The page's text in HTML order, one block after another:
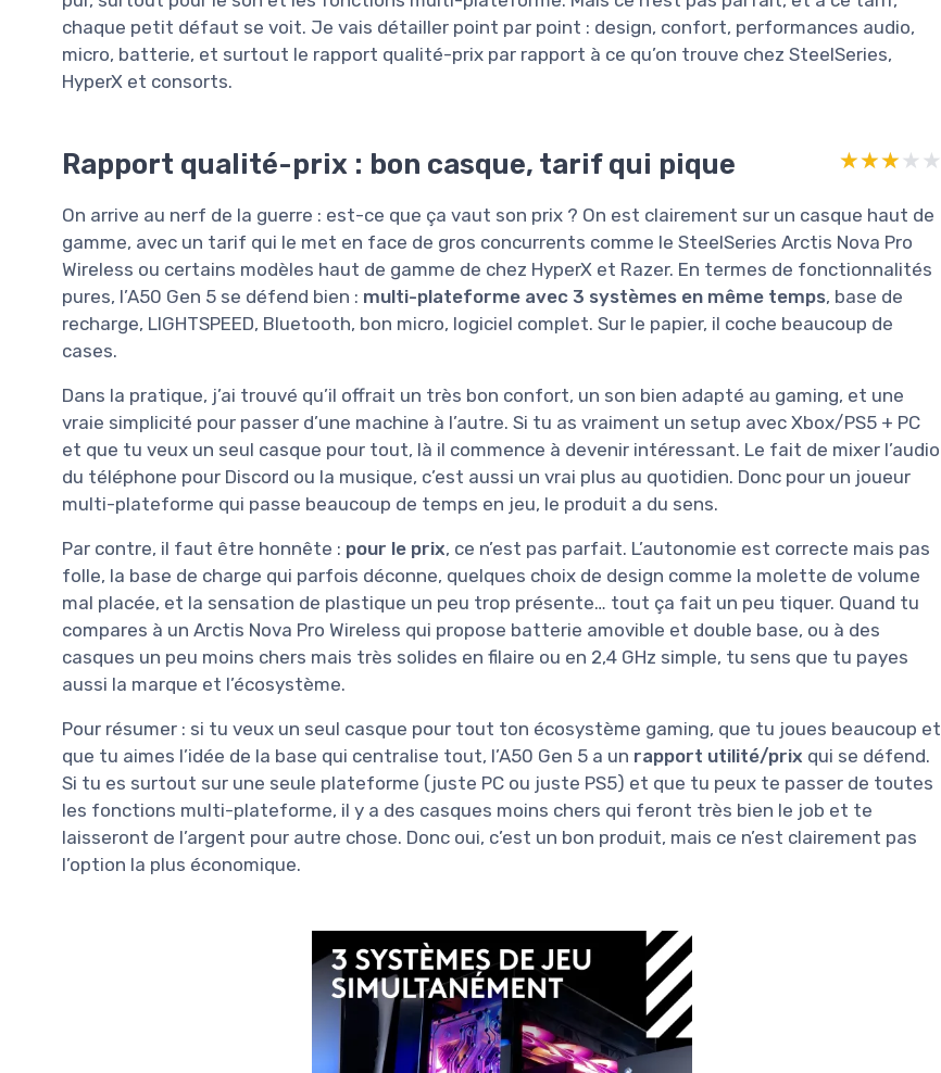
chaque petit défaut se voit. Je vais détailler point par point : design, confort, performances audio,
micro, batterie, et surtout le rapport qualité-prix par rapport à ce qu’on trouve chez SteelSeries,
HyperX et consorts.
Rapport qualité-prix : bon casque, tarif qui pique ★★★★★
★★★★★
On arrive au nerf de la guerre : est-ce que ça vaut son prix ? On est clairement sur un casque haut de
gamme, avec un tarif qui le met en face de gros concurrents comme le SteelSeries Arctis Nova Pro
Wireless ou certains modèles haut de gamme de chez HyperX et Razer. En termes de fonctionnalités
pures, l’A50 Gen 5 se défend bien : multi-plateforme avec 3 systèmes en même temps, base de
recharge, LIGHTSPEED, Bluetooth, bon micro, logiciel complet. Sur le papier, il coche beaucoup de
cases.
Dans la pratique, j’ai trouvé qu’il offrait un très bon confort, un son bien adapté au gaming, et une
vraie simplicité pour passer d’une machine à l’autre. Si tu as vraiment un setup avec Xbox/PS5 + PC
et que tu veux un seul casque pour tout, là il commence à devenir intéressant. Le fait de mixer l’audio
du téléphone pour Discord ou la musique, c’est aussi un vrai plus au quotidien. Donc pour un joueur
multi-plateforme qui passe beaucoup de temps en jeu, le produit a du sens.
Par contre, il faut être honnête : pour le prix, ce n’est pas parfait. L’autonomie est correcte mais pas
folle, la base de charge qui parfois déconne, quelques choix de design comme la molette de volume
mal placée, et la sensation de plastique un peu trop présente… tout ça fait un peu tiquer. Quand tu
compares à un Arctis Nova Pro Wireless qui propose batterie amovible et double base, ou à des
casques un peu moins chers mais très solides en filaire ou en 2,4 GHz simple, tu sens que tu payes
aussi la marque et l’écosystème.
Pour résumer : si tu veux un seul casque pour tout ton écosystème gaming, que tu joues beaucoup et
que tu aimes l’idée de la base qui centralise tout, l’A50 Gen 5 a un rapport utilité/prix qui se défend.
Si tu es surtout sur une seule plateforme (juste PC ou juste PS5) et que tu peux te passer de toutes
les fonctions multi-plateforme, il y a des casques moins chers qui feront très bien le job et te
laisseront de l’argent pour autre chose. Donc oui, c’est un bon produit, mais ce n’est clairement pas
l’option la plus économique.